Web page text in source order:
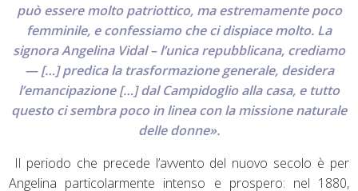
può essere molto patriottico, ma estremamente poco
femminile, e confessiamo che ci dispiace molto. La
signora Angelina Vidal – l’unica repubblicana, crediamo
— […] predica la trasformazione generale, desidera
l’emancipazione […] dal Campidoglio alla casa, e tutto
questo ci sembra poco in linea con la missione naturale
delle donne».
Il periodo che precede l’avvento del nuovo secolo è per
Angelina particolarmente intenso e prospero: nel 1880,